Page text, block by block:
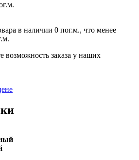
в наличии 0 пог.м., что менее
возможность заказа у наших